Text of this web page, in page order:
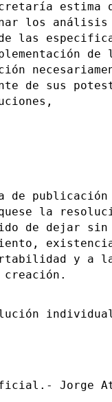
estima
los análisis
las
de
de sus
publicación
la
de dejar sin
y a
Jorge